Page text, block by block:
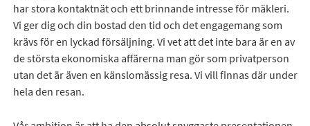
har stora kontaktnät och ett brinnande intresse för mäkleri.
Vi ger dig och din bostad den tid och det engagemang som
krävs för en lyckad försäljning. Vi vet att det inte bara är en av
de största ekonomiska affärerna man gör som privatperson
utan det är även en känslomässig resa. Vi vill finnas där under
hela den resan.